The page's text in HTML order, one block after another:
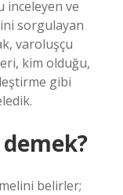
inceleyen ve
sorgulayan
varoluşçu
kim olduğu,
gibi
demek?
belirler;